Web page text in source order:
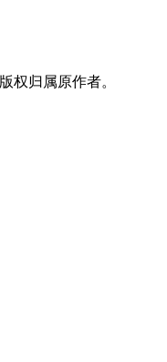
权归属原作者。